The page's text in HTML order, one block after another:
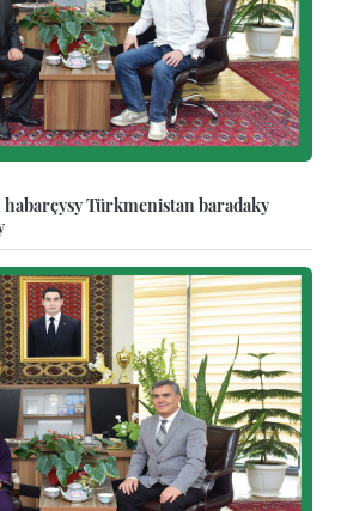
Türkmenistan baradaky